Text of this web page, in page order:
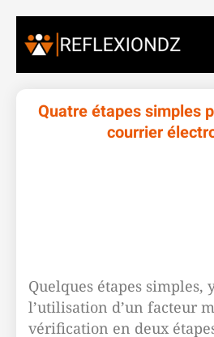
Quatre étapes simples
courrier
Quelques étapes simples,
l’utilisation d’un facteur
vérification en deux